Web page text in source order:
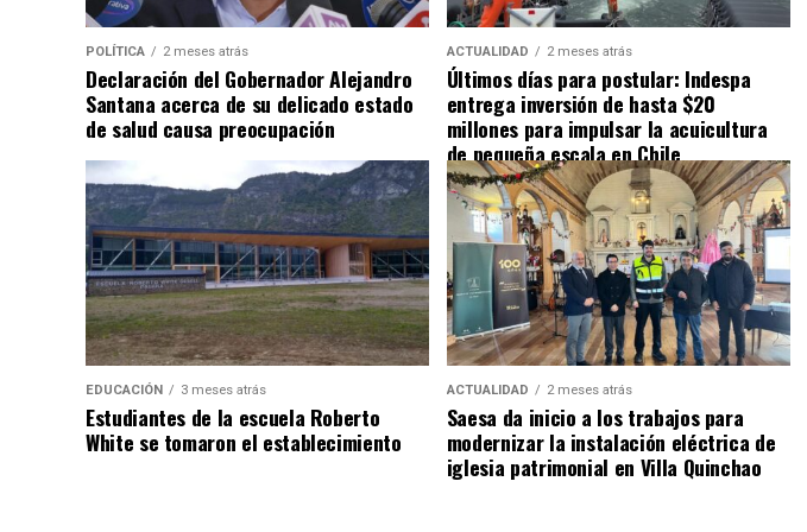
POLÍTICA 2 meses atrás
Declaración del Gobernador Alejandro
Santana acerca de su delicado estado
de salud causa preocupación
ACTUALIDAD 2 meses atrás
Últimos días para postular: Indespa
entrega inversión de hasta $20
millones para impulsar la acuicultura
de pequeña escala en Chile
EDUCACIÓN 3 meses atrás
Estudiantes de la escuela Roberto
White se tomaron el establecimiento
ACTUALIDAD 2 meses atrás
Saesa da inicio a los trabajos para
modernizar la instalación eléctrica de
iglesia patrimonial en Villa Quinchao